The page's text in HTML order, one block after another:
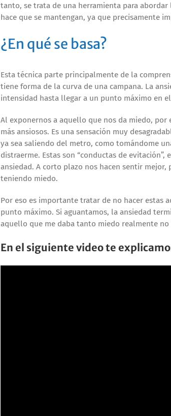
tanto, se trata de una herramienta para
hace que se mantengan, ya que precisamente
¿En qué se basa?
Esta técnica parte principalmente de la
tiene forma de la curva de una campana. La
intensidad hasta llegar a un punto máximo en
Al exponernos a aquello que nos da miedo,
más ansiosos. Es una sensación muy
ya sea saliendo del metro, como tomándome
distraerme. Estas son “conductas de
ansiedad. A corto plazo nos hacen sentir
teniendo miedo.
Por eso es importante tratar de no hacer estas
punto máximo. Si aguantamos, la ansiedad
aquello que me daba tanto miedo realmente no
En el siguiente video te